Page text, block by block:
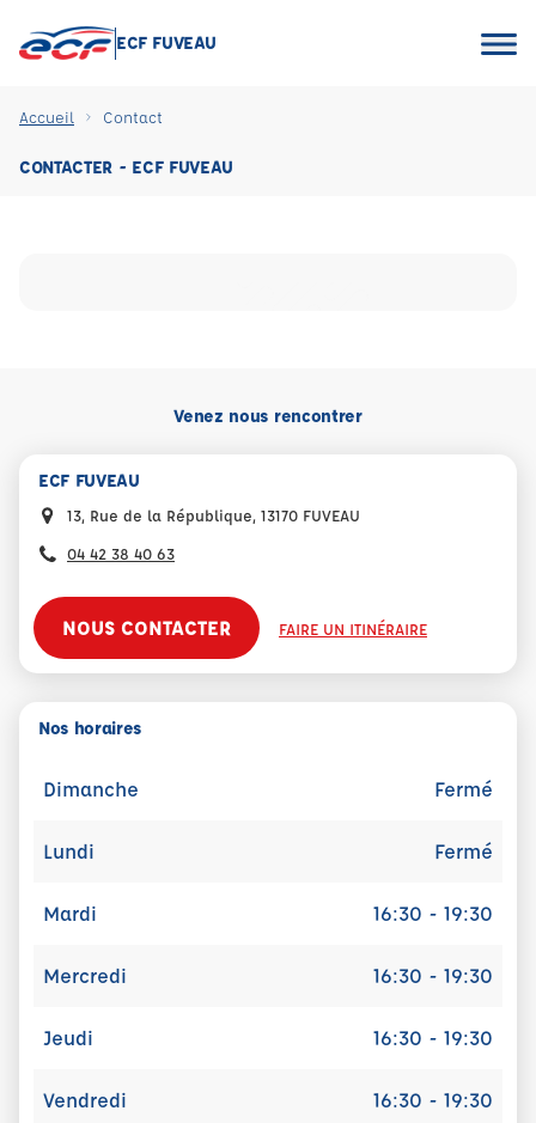
ECF FUVEAU
Accueil Contact
CONTACTER - ECF FUVEAU
Venez nous rencontrer
ECF FUVEAU
13, Rue de la République, 13170 FUVEAU
04 42 38 40 63
NOUS CONTACTER FAIRE UN ITINÉRAIRE
Nos horaires
Dimanche Fermé
Lundi Fermé
Mardi 16:30 - 19:30
Mercredi 16:30 - 19:30
Jeudi 16:30 - 19:30
Vendredi 16:30 - 19:30